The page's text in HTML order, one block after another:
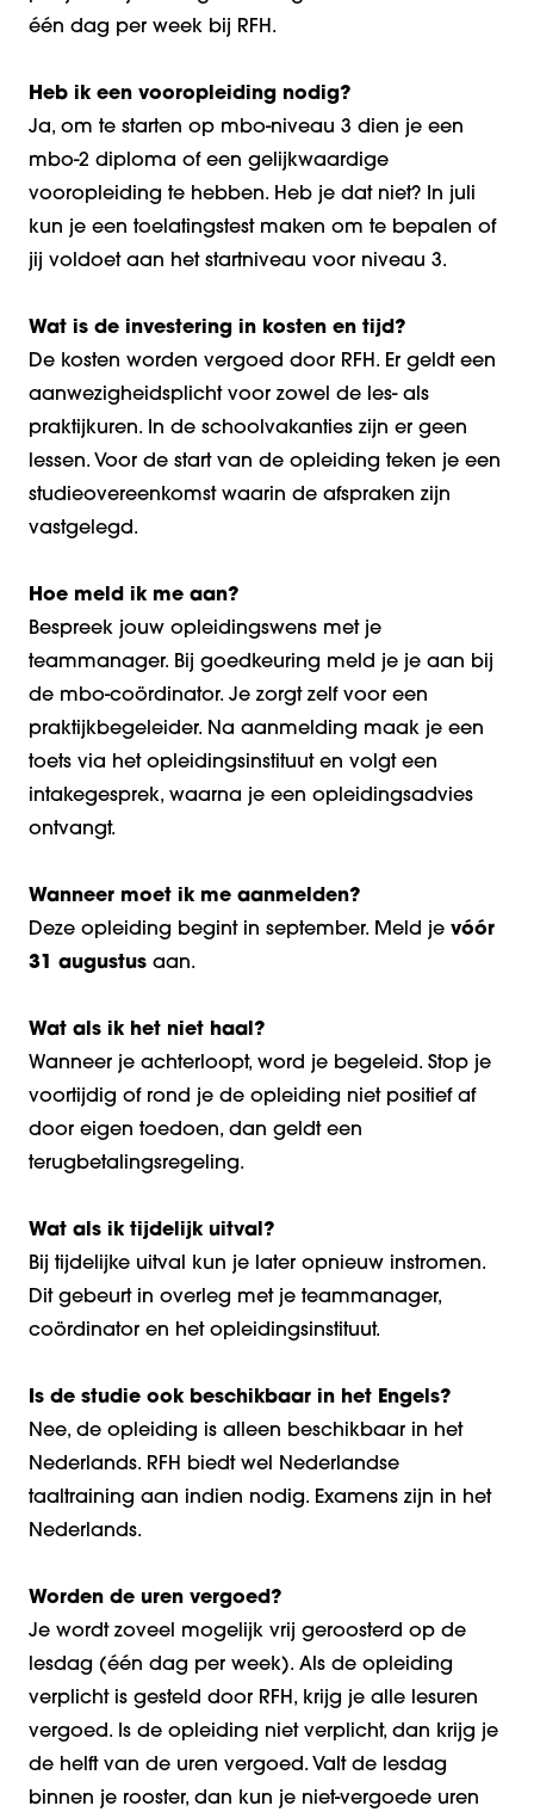
één dag per week bij RFH.
Heb ik een vooropleiding nodig?
Ja, om te starten op mbo-niveau 3 dien je een
mbo-2 diploma of een gelijkwaardige
vooropleiding te hebben. Heb je dat niet? In juli
kun je een toelatingstest maken om te bepalen of
jij voldoet aan het startniveau voor niveau 3.
Wat is de investering in kosten en tijd?
De kosten worden vergoed door RFH. Er geldt een
aanwezigheidsplicht voor zowel de les- als
praktijkuren. In de schoolvakanties zijn er geen
lessen. Voor de start van de opleiding teken je een
studieovereenkomst waarin de afspraken zijn
vastgelegd.
Hoe meld ik me aan?
Bespreek jouw opleidingswens met je
teammanager. Bij goedkeuring meld je je aan bij
de mbo-coördinator. Je zorgt zelf voor een
praktijkbegeleider. Na aanmelding maak je een
toets via het opleidingsinstituut en volgt een
intakegesprek, waarna je een opleidingsadvies
ontvangt.
Wanneer moet ik me aanmelden?
Deze opleiding begint in september. Meld je vóór
31 augustus aan.
Wat als ik het niet haal?
Wanneer je achterloopt, word je begeleid. Stop je
voortijdig of rond je de opleiding niet positief af
door eigen toedoen, dan geldt een
terugbetalingsregeling.
Wat als ik tijdelijk uitval?
Bij tijdelijke uitval kun je later opnieuw instromen.
Dit gebeurt in overleg met je teammanager,
coördinator en het opleidingsinstituut.
Is de studie ook beschikbaar in het Engels?
Nee, de opleiding is alleen beschikbaar in het
Nederlands. RFH biedt wel Nederlandse
taaltraining aan indien nodig. Examens zijn in het
Nederlands.
Worden de uren vergoed?
Je wordt zoveel mogelijk vrij geroosterd op de
lesdag (één dag per week). Als de opleiding
verplicht is gesteld door RFH, krijg je alle lesuren
vergoed. Is de opleiding niet verplicht, dan krijg je
de helft van de uren vergoed. Valt de lesdag
binnen je rooster, dan kun je niet-vergoede uren